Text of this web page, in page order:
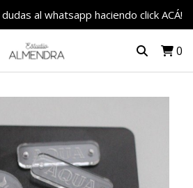
al whatsapp haciendo click ACÁ!
0